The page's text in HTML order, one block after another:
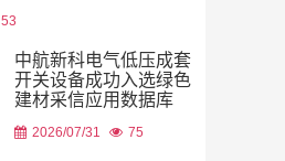
53
中航新科电气低压成套
开关设备成功入选绿色
建材采信应用数据库
2026/07/31 75